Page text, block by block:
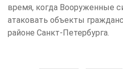
время, когда Вооруженные
атаковать объекты
районе Санкт-Петербурга.